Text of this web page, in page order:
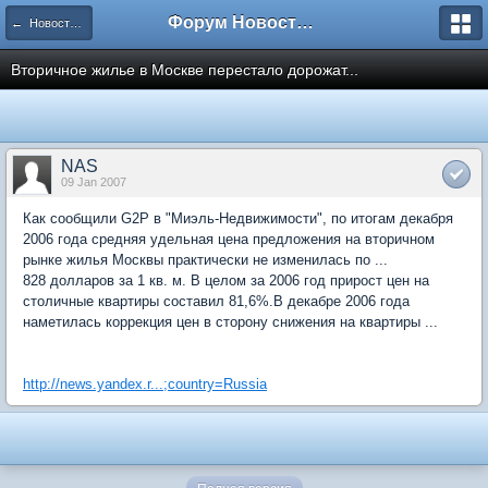
← Новости рынка недвижимости Форум Новостройки
Вторичное жилье в Москве перестало дорожат...
NAS
09 Jan 2007
Как сообщили G2P в "Миэль-Недвижимости", по итогам декабря
2006 года средняя удельная цена предложения на вторичном
рынке жилья Москвы практически не изменилась по ...
828 долларов за 1 кв. м. В целом за 2006 год прирост цен на
столичные квартиры составил 81,6%.В декабре 2006 года
наметилась коррекция цен в сторону снижения на квартиры ...
http://news.yandex.r...;country=Russia